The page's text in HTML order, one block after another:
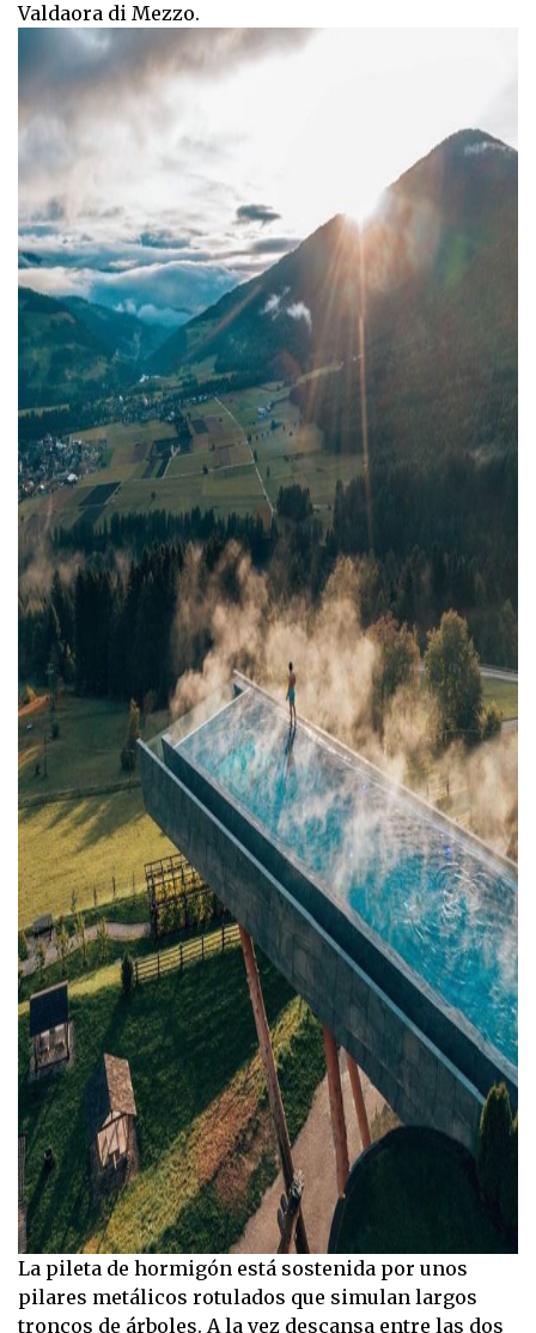
Valdaora di Mezzo.
La pileta de hormigón está sostenida por unos
pilares metálicos rotulados que simulan largos
troncos de árboles. A la vez descansa entre las dos